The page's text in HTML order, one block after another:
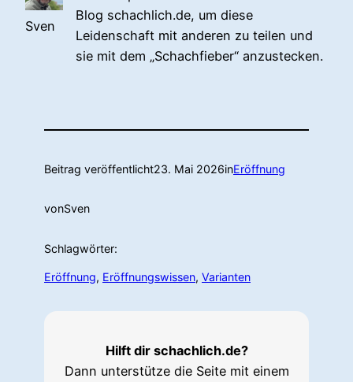
Sven
Blog schachlich.de, um diese
Leidenschaft mit anderen zu teilen und
sie mit dem „Schachfieber“ anzustecken.
Beitrag veröffentlicht23. Mai 2026inEröffnung
vonSven
Schlagwörter:
Eröffnung, Eröffnungswissen, Varianten
Hilft dir schachlich.de?
Dann unterstütze die Seite mit einem